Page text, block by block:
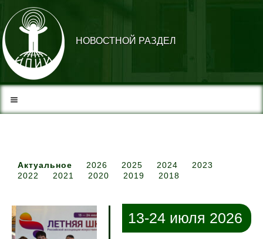
НОВОСТНОЙ РАЗДЕЛ
Актуальное 2026 2025 2024
2023
2022
2021 2020 2019 2018
13-24 июля 2026